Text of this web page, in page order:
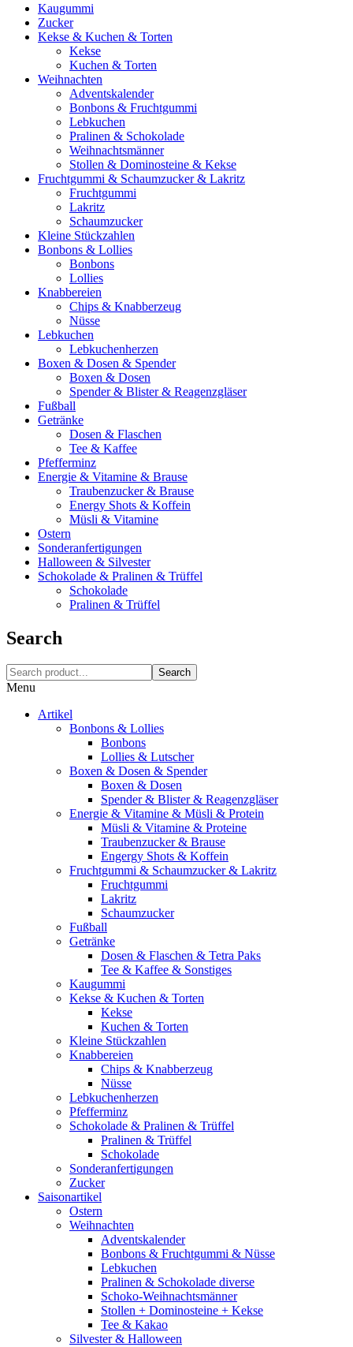
Kaugummi
Zucker
Kekse & Kuchen & Torten
Kekse
Kuchen & Torten
Weihnachten
Adventskalender
Bonbons & Fruchtgummi
Lebkuchen
Pralinen & Schokolade
Weihnachtsmänner
Stollen & Dominosteine & Kekse
Fruchtgummi & Schaumzucker & Lakritz
Fruchtgummi
Lakritz
Schaumzucker
Kleine Stückzahlen
Bonbons & Lollies
Bonbons
Lollies
Knabbereien
Chips & Knabberzeug
Nüsse
Lebkuchen
Lebkuchenherzen
Boxen & Dosen & Spender
Boxen & Dosen
Spender & Blister & Reagenzgläser
Fußball
Getränke
Dosen & Flaschen
Tee & Kaffee
Pfefferminz
Energie & Vitamine & Brause
Traubenzucker & Brause
Energy Shots & Koffein
Müsli & Vitamine
Ostern
Sonderanfertigungen
Halloween & Silvester
Schokolade & Pralinen & Trüffel
Schokolade
Pralinen & Trüffel
Search
Search
Menu
Artikel
Bonbons & Lollies
Bonbons
Lollies & Lutscher
Boxen & Dosen & Spender
Boxen & Dosen
Spender & Blister & Reagenzgläser
Energie & Vitamine & Müsli & Protein
Müsli & Vitamine & Proteine
Traubenzucker & Brause
Engergy Shots & Koffein
Fruchtgummi & Schaumzucker & Lakritz
Fruchtgummi
Lakritz
Schaumzucker
Fußball
Getränke
Dosen & Flaschen & Tetra Paks
Tee & Kaffee & Sonstiges
Kaugummi
Kekse & Kuchen & Torten
Kekse
Kuchen & Torten
Kleine Stückzahlen
Knabbereien
Chips & Knabberzeug
Nüsse
Lebkuchenherzen
Pfefferminz
Schokolade & Pralinen & Trüffel
Pralinen & Trüffel
Schokolade
Sonderanfertigungen
Zucker
Saisonartikel
Ostern
Weihnachten
Adventskalender
Bonbons & Fruchtgummi & Nüsse
Lebkuchen
Pralinen & Schokolade diverse
Schoko-Weihnachtsmänner
Stollen + Dominosteine + Kekse
Tee & Kakao
Silvester & Halloween